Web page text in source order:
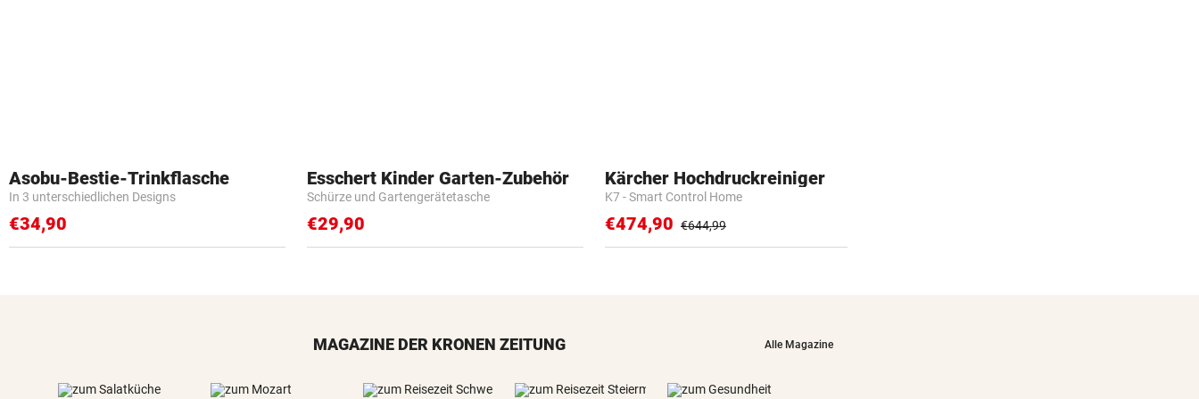
Infantino-Mitarbeiterin
HANDSCHRIFT VON PIG
Tirolerinnen für diverse Top-Jobs
NOCH IMMER OHNE PASS
Asobu-Bestie-Trinkflasche
In 3 unterschiedlichen Designs
€34,90
Esschert Kinder Garten-Zubehör
Schürze und Gartengerätetasche
€29,90
Kärcher Hochdruckreiniger
K7 - Smart Control Home
€474,90 €644,99
MAGAZINE DER KRONEN ZEITUNG Alle Magazine